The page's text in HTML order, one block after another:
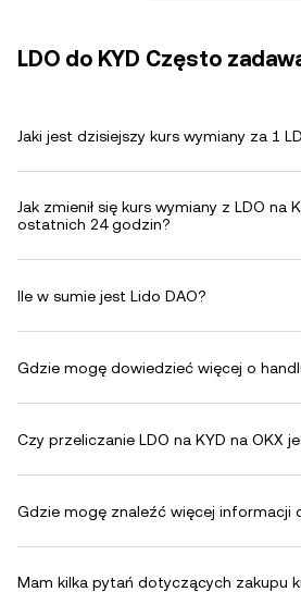
LDO do KYD Często
Jaki jest dzisiejszy kurs wymiany za 1
Jak zmienił się kurs wymiany z LDO na
ostatnich 24 godzin?
Ile w sumie jest Lido DAO?
Gdzie mogę dowiedzieć więcej o
Czy przeliczanie LDO na KYD na OKX
Gdzie mogę znaleźć więcej informacji
Mam kilka pytań dotyczących zakupu